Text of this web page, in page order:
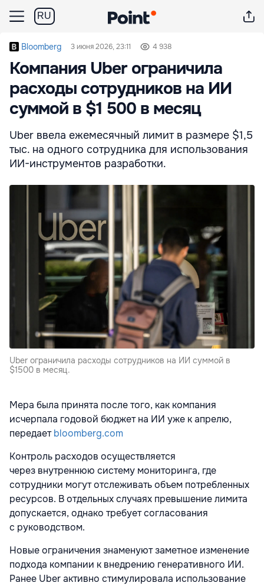
RU
Bloomberg 3 июня 2026, 23:11 4 938
Компания Uber ограничила
расходы сотрудников на ИИ
суммой в $1 500 в месяц
Uber ввела ежемесячный лимит в размере $1,5
тыс. на одного сотрудника для использования
ИИ-инструментов разработки.
Uber ограничила расходы сотрудников на ИИ суммой в
$1500 в месяц.
Мера была принята после того, как компания
исчерпала годовой бюджет на ИИ уже к апрелю,
передаетbloomberg.com
Контроль расходов осуществляется
через внутреннюю систему мониторинга, где
сотрудники могут отслеживать объем потребленных
ресурсов. В отдельных случаях превышение лимита
допускается, однако требует согласования
с руководством.
Новые ограничения знаменуют заметное изменение
подхода компании к внедрению генеративного ИИ.
Ранее Uber активно стимулировала использование